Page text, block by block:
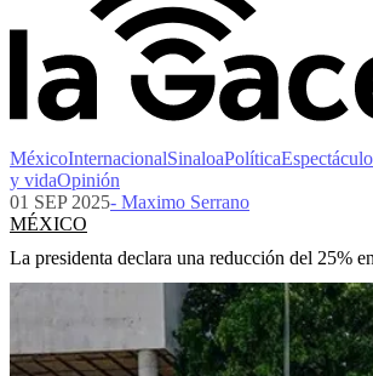
MéxicoInternacionalSinaloaPolítica
y vidaOpinión
01 SEP 2025- Maximo Serrano
MÉXICO
La presidenta declara una reducción del 25%